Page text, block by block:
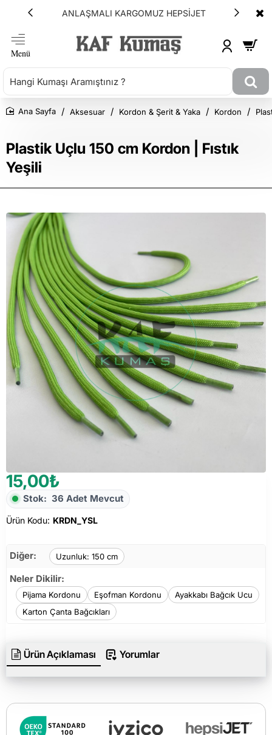
ANLAŞMALI KARGOMUZ HEPSİJET
Plastik Uçlu 150 cm Kordon | Fıstık
Yeşili
Aksesuar Kordon & Şerit & Yaka Kordon
15,00₺
Stok: 36 Adet Mevcut
Ürün Kodu: KRDN_YSL
Diğer: Uzunluk: 150 cm
Neler Dikilir:
Pijama Kordonu Eşofman Kordonu
Ayakkabı Bağcık Ucu
Karton Çanta Bağcıkları
Ürün Açıklaması Yorumlar